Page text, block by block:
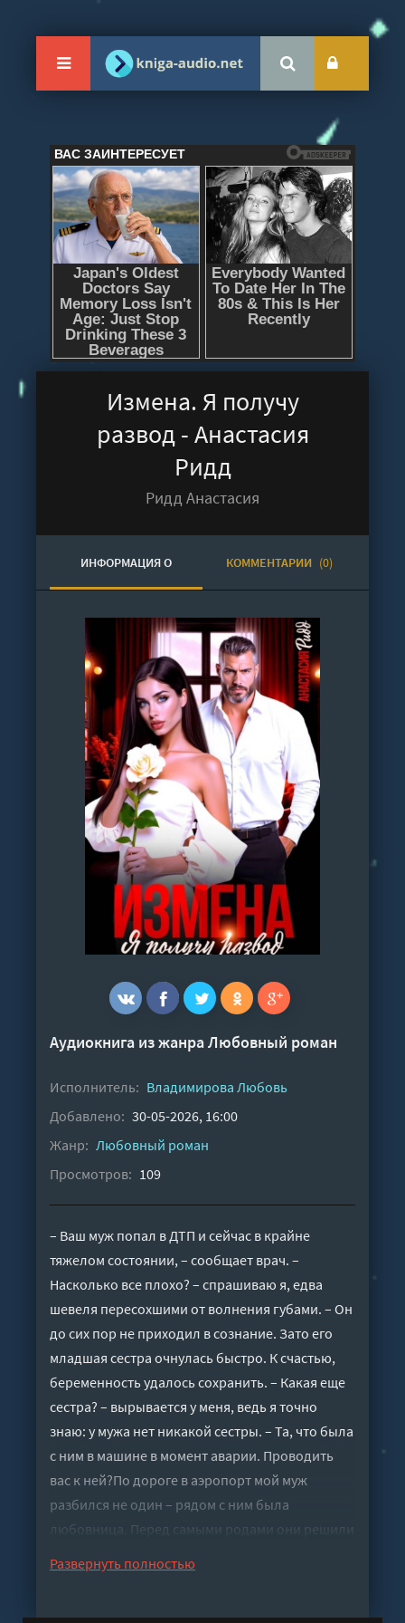
Измена. Я получу
развод - Анастасия
Ридд
Ридд Анастасия
ИНФОРМАЦИЯ О
АУДИОКНИГЕ
КОММЕНТАРИИ (0)
Аудиокнига из жанраЛюбовный роман
Исполнитель: Владимирова Любовь
Добавлено: 30-05-2026, 16:00
Жанр: Любовный роман
Просмотров: 109
– Ваш муж попал в ДТП и сейчас в крайне
тяжелом состоянии, – сообщает врач. –
Насколько все плохо? – спрашиваю я, едва
шевеля пересохшими от волнения губами. – Он
до сих пор не приходил в сознание. Зато его
младшая сестра очнулась быстро. К счастью,
беременность удалось сохранить. – Какая еще
сестра? – вырывается у меня, ведь я точно
знаю: у мужа нет никакой сестры. – Та, что была
с ним в машине в момент аварии. Проводить
вас к ней?По дороге в аэропорт мой муж
разбился не один – рядом с ним была
любовница. Перед самыми родами они решили
Развернуть полностью